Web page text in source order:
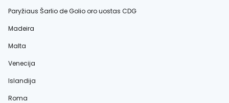
Paryžiaus Šarlio de Golio oro uostas CDG
Madeira
Malta
Venecija
Islandija
Roma